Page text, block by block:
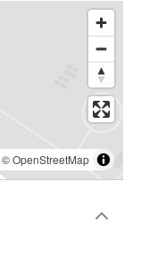
©OpenStreetMap